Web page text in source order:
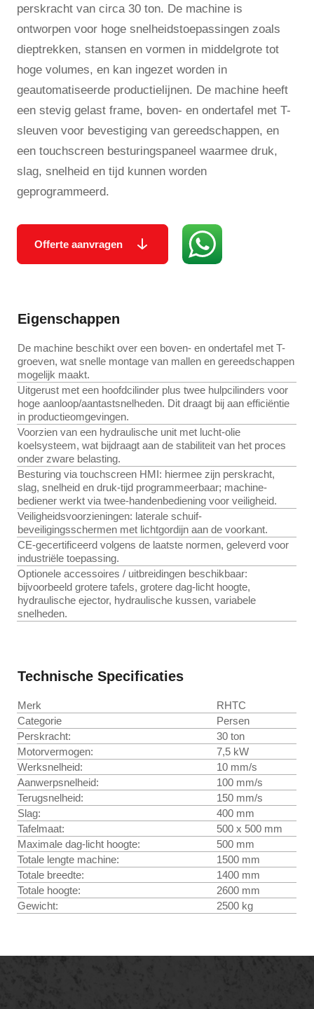
perskracht van circa 30 ton. De machine is
ontworpen voor hoge snelheidstoepassingen zoals
diep­trekken, stansen en vormen in middelgrote tot
hoge volumes, en kan ingezet worden in
geautomatiseerde productie­lijnen. De machine heeft
een stevig gelast frame, boven- en ondertafel met T-
sleuven voor bevestiging van gereedschappen, en
een touchscreen besturingspaneel waarmee druk,
slag, snelheid en tijd kunnen worden
geprogrammeerd.
Offerte aanvragen
Eigenschappen
De machine beschikt over een boven- en ondertafel met T-
groeven, wat snelle montage van mallen en gereedschappen
mogelijk maakt.
Uitgerust met een hoofdcilinder plus twee hulp­cilinders voor
hoge aanloop­/aan­tast­snelheden. Dit draagt bij aan efficiëntie
in productie­omgevingen.
Voorzien van een hydraulische unit met lucht-olie
koelsysteem, wat bijdraagt aan de stabiliteit van het proces
onder zware belasting.
Besturing via touchscreen HMI: hiermee zijn perskracht,
slag, snelheid en druk-tijd programmeerbaar; machine­
bediener werkt via twee-handen­bediening voor veiligheid.
Veiligheidsvoorzieningen: laterale schuif­
beveiligingsschermen met lichtgordijn aan de voorkant.
CE-gecertificeerd volgens de laatste normen, geleverd voor
industriële toepassing.
Optionele accessoires / uitbreidingen beschikbaar:
bijvoorbeeld grotere tafels, grotere dag-licht hoogte,
hydraulische ejector, hydraulische kussen, variabele
snelheden.
Technische Specificaties
Merk
RHTC
Categorie
Persen
Perskracht:
30 ton
Motorvermogen:
7,5 kW
Werksnelheid:
10 mm/s
Aanwerpsnelheid:
100 mm/s
Terugsnelheid:
150 mm/s
Slag:
400 mm
Tafelmaat:
500 x 500 mm
Maximale dag-licht hoogte:
500 mm
Totale lengte machine:
1500 mm
Totale breedte:
1400 mm
Totale hoogte:
2600 mm
Gewicht:
2500 kg